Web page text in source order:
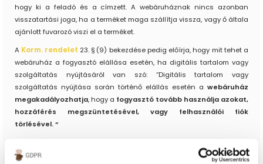
hogy ki a feladó és a címzett. A webáruháznak nincs azonban
visszatartási joga, ha a terméket maga szállítja vissza, vagy ő általa
ajánlott fuvarozó viszi el a terméket.
A Korm. rendelet 23. § (9) bekezdése pedig előírja, hogy mit tehet a
webáruház a fogyasztó elállása esetén, ha digitális tartalom vagy
szolgáltatás nyújtásáról van szó: “Digitális tartalom vagy
szolgáltatás nyújtása során történő elállás esetén a webáruház
megakadályozhatja, hogy a fogyasztó tovább használja azokat,
hozzáférés megszüntetésével, vagy felhasználói fiók
törlésével. “